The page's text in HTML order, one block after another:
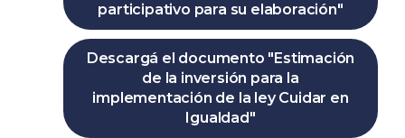
participativo para su elaboración"
Descargá el documento "Estimación
de la inversión para la
implementación de la ley Cuidar en
Igualdad"